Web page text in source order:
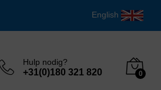
English
Hulp nodig?
+31(0)180 321 820 0